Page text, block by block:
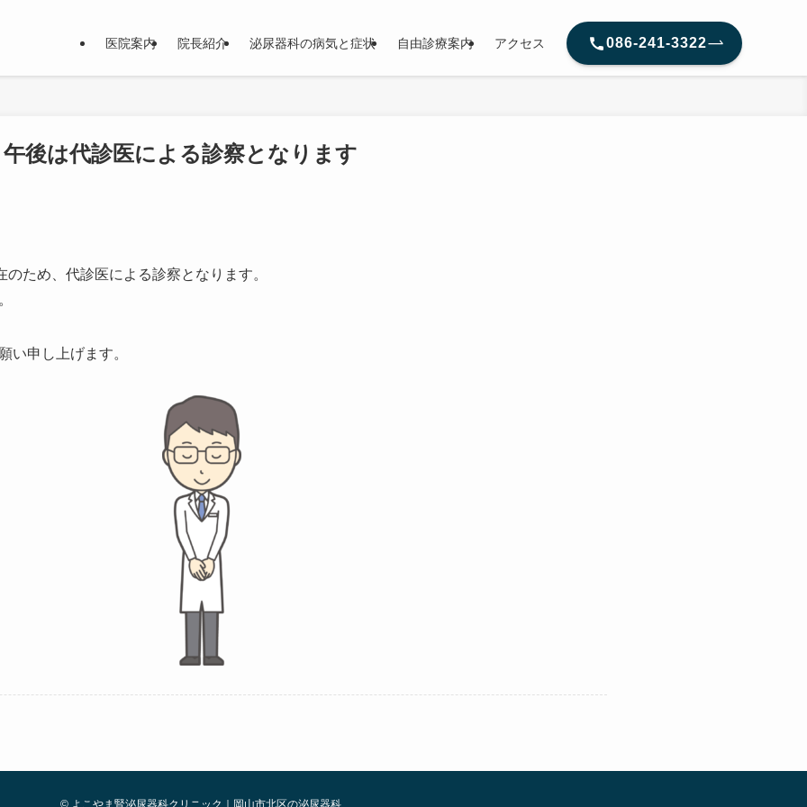
医院案内 院長紹介 泌尿器科の病気と症状 自由診療案内 アクセス 086-241-3322
後は代診医による診察となります
ため、代診医による診察となります。
い申し上げます。
©よこやま腎泌尿器科クリニック｜岡山市北区の泌尿器科.